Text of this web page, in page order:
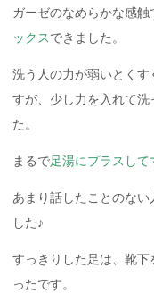
ガーゼのなめらかな感触
ックスできました。
洗う人の力が弱いとく
すが、少し力を入れて
た。
まるで足湯にプラスし
あまり話したことのな
した♪
すっきりした足は、靴
ったです。